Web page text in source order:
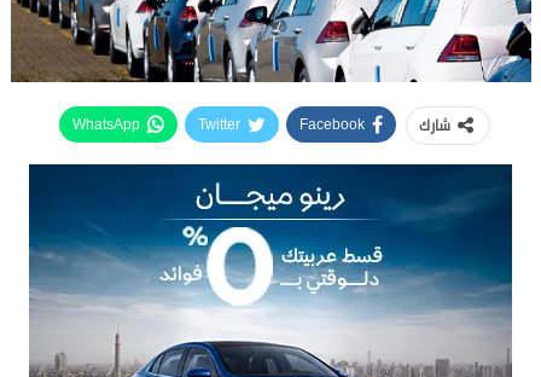
شارك Facebook
Twitter
WhatsApp